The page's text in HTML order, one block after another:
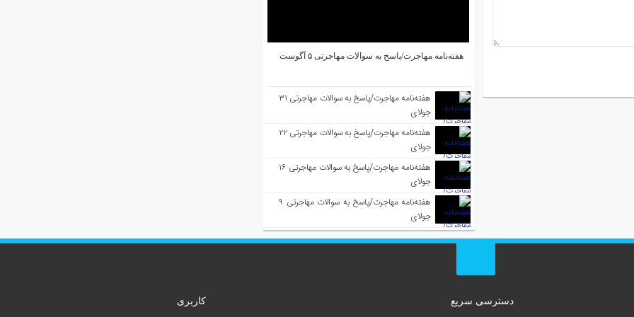
هفته‌نامه مهاجرت/پاسخ به سوالات مهاجرتی ۵ آگوست
هفته‌نامه مهاجرت/پاسخ به سوالات مهاجرتی ۳۱
جولای
هفته‌نامه مهاجرت/پاسخ به سوالات مهاجرتی ۲۲
جولای
هفته‌نامه مهاجرت/پاسخ به سوالات مهاجرتی ۱۶
جولای
هفته‌نامه مهاجرت/پاسخ به سوالات مهاجرتی ۹
جولای
دسترسی سریع کاربری